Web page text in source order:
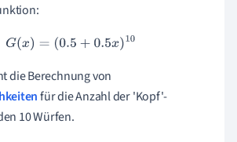
G x)= (0.5+ 0.5 x)10
die Berechnung von
für die Anzahl der 'Kopf'-
10 Würfen.